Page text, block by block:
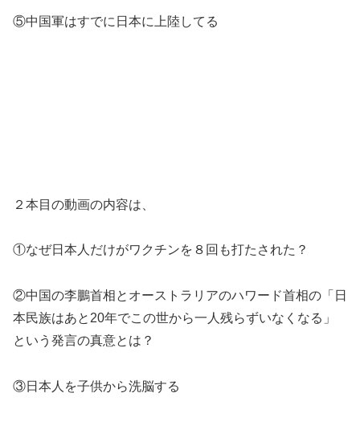
⑤中国軍はすでに日本に上陸してる
２本目の動画の内容は、
①なぜ日本人だけがワクチンを８回も打たされた？
②中国の李鵬首相とオーストラリアのハワード首相の「日
本民族はあと20年でこの世から一人残らずいなくなる」
という発言の真意とは？
③日本人を子供から洗脳する